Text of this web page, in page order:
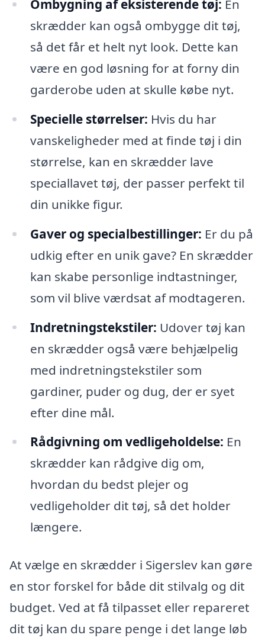
Ombygning af eksisterende tøj: En
skrædder kan også ombygge dit tøj,
så det får et helt nyt look. Dette kan
være en god løsning for at forny din
garderobe uden at skulle købe nyt.
Specielle størrelser: Hvis du har
vanskeligheder med at finde tøj i din
størrelse, kan en skrædder lave
speciallavet tøj, der passer perfekt til
din unikke figur.
Gaver og specialbestillinger: Er du på
udkig efter en unik gave? En skrædder
kan skabe personlige indtastninger,
som vil blive værdsat af modtageren.
Indretningstekstiler: Udover tøj kan
en skrædder også være behjælpelig
med indretningstekstiler som
gardiner, puder og dug, der er syet
efter dine mål.
Rådgivning om vedligeholdelse: En
skrædder kan rådgive dig om,
hvordan du bedst plejer og
vedligeholder dit tøj, så det holder
længere.
At vælge en skrædder i Sigerslev kan gøre
en stor forskel for både dit stilvalg og dit
budget. Ved at få tilpasset eller repareret
dit tøj kan du spare penge i det lange løb